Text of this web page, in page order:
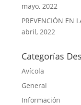
mayo, 2022
PREVENCIÓN EN
abril, 2022
Categorías
Avícola
General
Información